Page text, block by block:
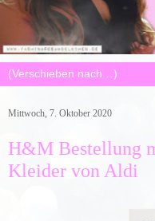
Mittwoch, 7. Oktober 2020
H&M Bestellung
Kleider von Aldi